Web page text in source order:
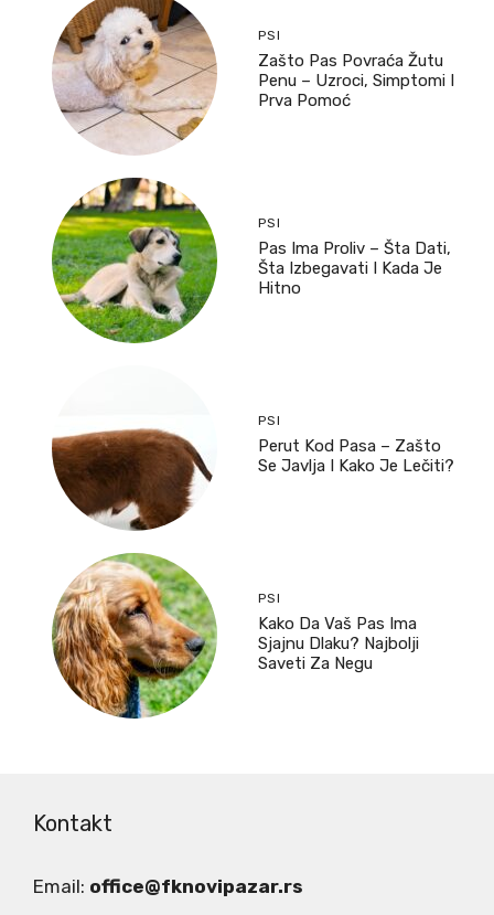
PSI
Zašto Pas Povraća Žutu
Penu – Uzroci, Simptomi I
Prva Pomoć
PSI
Pas Ima Proliv – Šta Dati,
Šta Izbegavati I Kada Je
Hitno
PSI
Perut Kod Pasa – Zašto
Se Javlja I Kako Je Lečiti?
PSI
Kako Da Vaš Pas Ima
Sjajnu Dlaku? Najbolji
Saveti Za Negu
Kontakt
Email: office@fknovipazar.rs